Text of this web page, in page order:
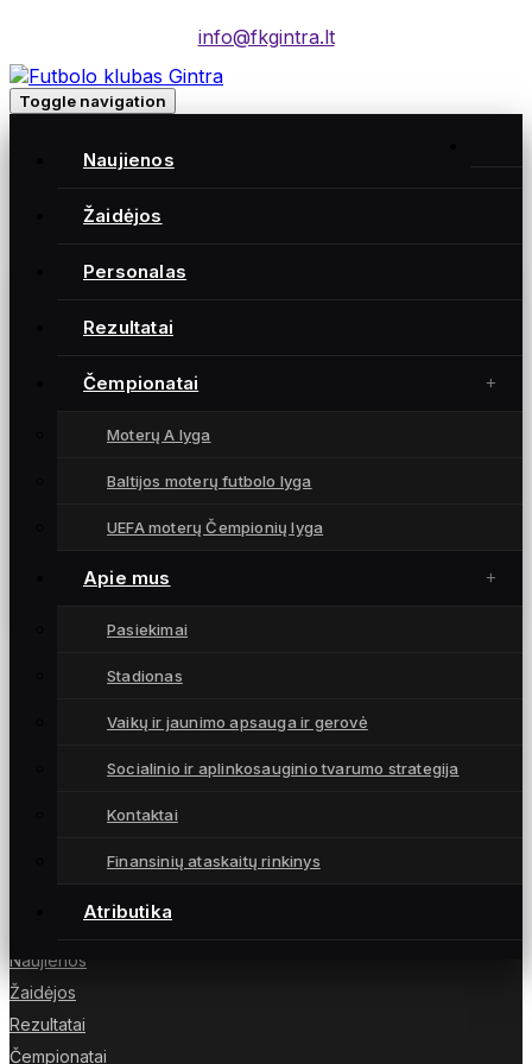
info@fkgintra.lt
Toggle navigation
Naujienos
Žaidėjos
Personalas
Rezultatai
Čempionatai
Moterų A lyga
Baltijos moterų futbolo lyga
UEFA moterų Čempionių lyga
Apie mus
Pasiekimai
Stadionas
Vaikų ir jaunimo apsauga ir gerovė
Socialinio ir aplinkosauginio tvarumo strategija
Kontaktai
Finansinių ataskaitų rinkinys
Atributika
Įrašai
Home
Gintra naujienos
Danijoje patirtas pralaimėjimas užbaigė
Lietuvos čempionės iš Šiaulių, atstovaujančios
NUORODOS
Naujienos
Žaidėjos
Rezultatai
Čempionatai